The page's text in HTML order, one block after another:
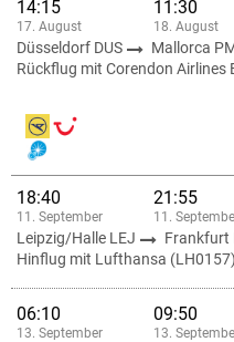
14:15
17. August
11:30
18. August
Düsseldorf DUS Mallorca
Rückflug mit Corendon Airlines
18:40
11. September
21:55
11.
Leipzig/Halle LEJ Frankfurt
Hinflug mit Lufthansa (LH0157)
06:10
13. September
09:50
13.